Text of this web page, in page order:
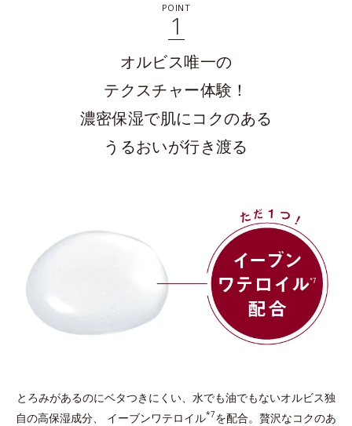
POINT
1
オルビス唯一の
テクスチャー体験！
濃密保湿で肌にコクのある
うるおいが行き渡る
とろみがあるのにベタつきにくい、水でも油でもないオルビス独
自の高保湿成分、
イーブンワテロイル*7を配合。贅沢なコクのあ